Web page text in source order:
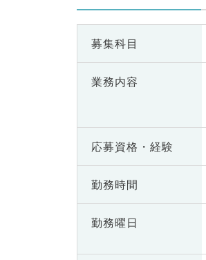
募集科目
業務内容
応募資格・ 経験
勤務時間
勤務曜日